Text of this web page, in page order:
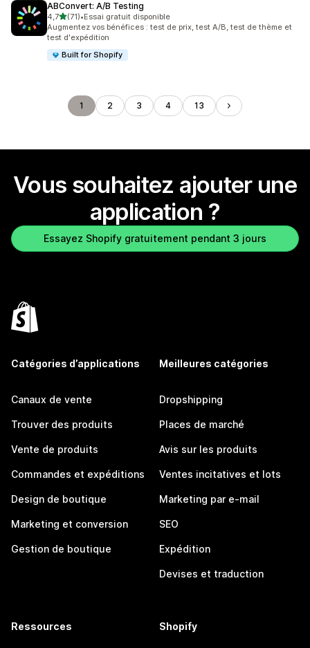
ABConvert: A/B Testing
4,7étoile(s) sur 5
(71)
71 avis au total
•Essai gratuit disponible
Augmentez vos bénéfices : test de prix, test A/B, test de thème et
test d'expédition
Built for Shopify
1 2 3 4 13
Vous souhaitez ajouter une
application ?
Essayez Shopify gratuitement pendant 3 jours
Catégories d’applications
Canaux de vente
Trouver des produits
Vente de produits
Commandes et expéditions
Design de boutique
Marketing et conversion
Gestion de boutique
Meilleures catégories
Dropshipping
Places de marché
Avis sur les produits
Ventes incitatives et lots
Marketing par e-mail
SEO
Expédition
Devises et traduction
Ressources Shopify